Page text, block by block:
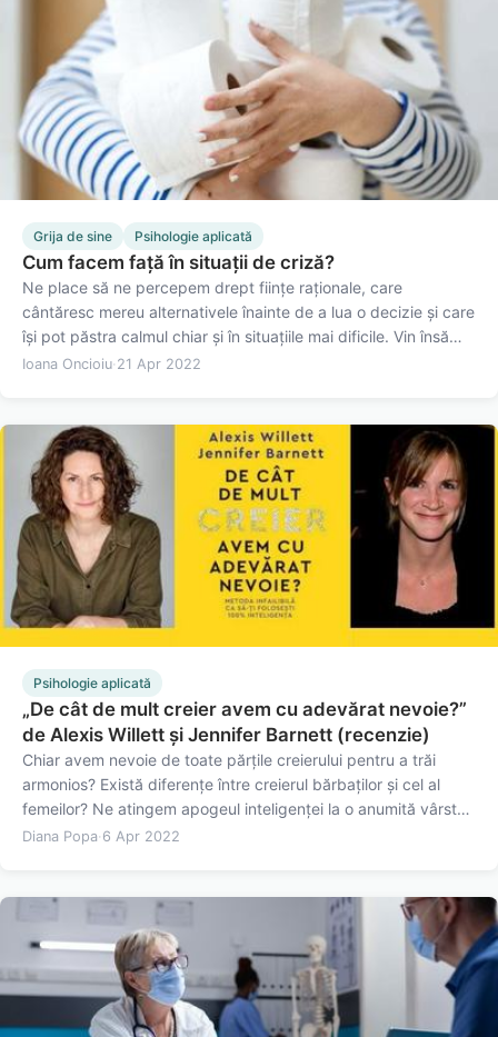
Grija de sine Psihologie aplicată
Cum facem față în situații de criză?
Ne place să ne percepem drept ființe raționale, care
cântăresc mereu alternativele înainte de a lua o decizie și care
își pot păstra calmul chiar și în situațiile mai dificile. Vin însă
perioade în care chiar și cei mai calmi dintre noi pot resimți
Ioana Oncioiu· 21 Apr 2022
Psihologie aplicată
„De cât de mult creier avem cu adevărat nevoie?”
de Alexis Willett și Jennifer Barnett (recenzie)
Chiar avem nevoie de toate părțile creierului pentru a trăi
armonios? Există diferențe între creierul bărbaților și cel al
femeilor? Ne atingem apogeul inteligenței la o anumită vârstă?
„De cât de mult creier avem cu adevărat nevoie?” de Alexis
Diana Popa· 6 Apr 2022